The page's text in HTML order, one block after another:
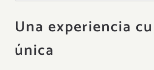
Una experiencia
única